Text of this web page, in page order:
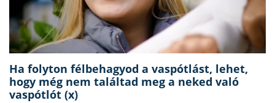
Ha folyton félbehagyod a vaspótlást, lehet,
hogy még nem találtad meg a neked való
vaspótlót (x)